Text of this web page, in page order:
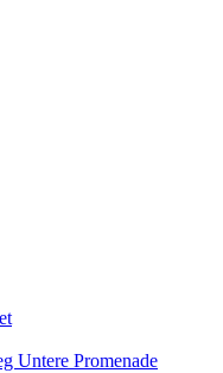
Untere Promenade